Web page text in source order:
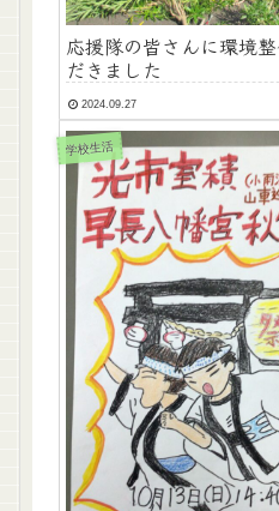
応援隊の皆さんに環境
だきました
2024.09.27
学校生活